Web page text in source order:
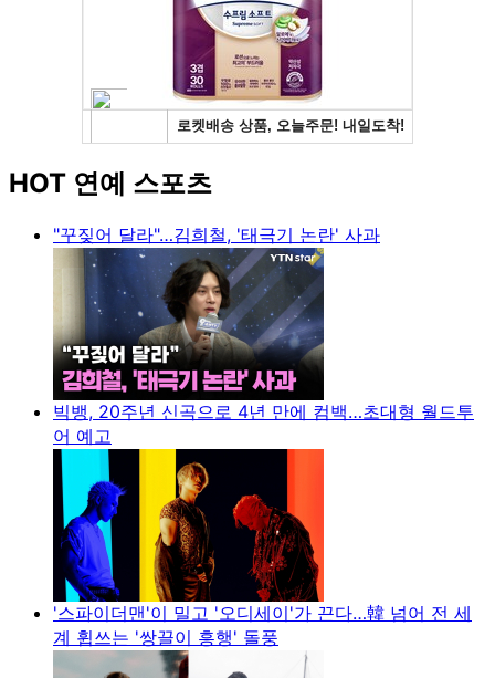
HOT 연예 스포츠
"꾸짖어 달라"…김희철, '태극기 논란' 사과
빅뱅, 20주년 신곡으로 4년 만에 컴백…초대형 월드투
어 예고
'스파이더맨'이 밀고 '오디세이'가 끈다…韓 넘어 전 세
계 휩쓰는 '쌍끌이 흥행' 돌풍